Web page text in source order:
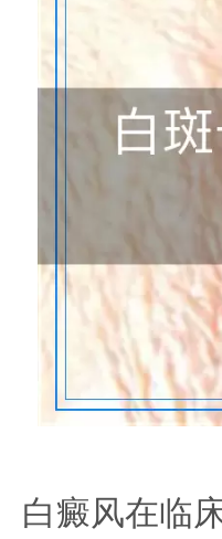
白癜风在临